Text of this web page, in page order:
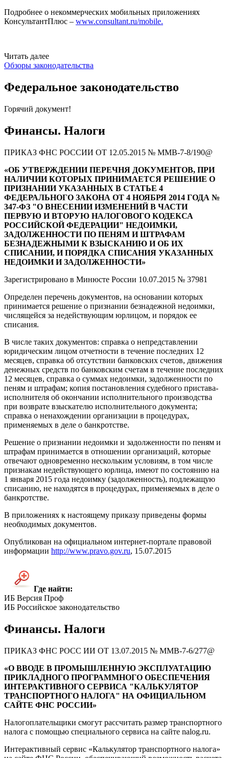
Подробнее о некоммерческих мобильных приложениях
КонсультантПлюс – www.consultant.ru/mobile.
Читать далее
Обзоры законодательства
Федеральное законодательство
Горячий документ!
Финансы. Налоги
ПРИКАЗ ФНС РОССИИ ОТ 12.05.2015 № ММВ-7-8/190@
«ОБ УТВЕРЖДЕНИИ ПЕРЕЧНЯ ДОКУМЕНТОВ, ПРИ
НАЛИЧИИ КОТОРЫХ ПРИНИМАЕТСЯ РЕШЕНИЕ О
ПРИЗНАНИИ УКАЗАННЫХ В СТАТЬЕ 4
ФЕДЕРАЛЬНОГО ЗАКОНА ОТ 4 НОЯБРЯ 2014 ГОДА №
347-ФЗ "О ВНЕСЕНИИ ИЗМЕНЕНИЙ В ЧАСТИ
ПЕРВУЮ И ВТОРУЮ НАЛОГОВОГО КОДЕКСА
РОССИЙСКОЙ ФЕДЕРАЦИИ" НЕДОИМКИ,
ЗАДОЛЖЕННОСТИ ПО ПЕНЯМ И ШТРАФАМ
БЕЗНАДЕЖНЫМИ К ВЗЫСКАНИЮ И ОБ ИХ
СПИСАНИИ, И ПОРЯДКА СПИСАНИЯ УКАЗАННЫХ
НЕДОИМКИ И ЗАДОЛЖЕННОСТИ»
Зарегистрировано в Минюсте России 10.07.2015 № 37981
Определен перечень документов, на основании которых
принимается решение о признании безнадежной недоимки,
числящейся за недействующим юрлицом, и порядок ее
списания.
В числе таких документов: справка о непредставлении
юридическим лицом отчетности в течение последних 12
месяцев, справка об отсутствии банковских счетов, движения
денежных средств по банковским счетам в течение последних
12 месяцев, справка о суммах недоимки, задолженности по
пеням и штрафам; копия постановления судебного пристава-
исполнителя об окончании исполнительного производства
при возврате взыскателю исполнительного документа;
справка о ненахождении организации в процедурах,
применяемых в деле о банкротстве.
Решение о признании недоимки и задолженности по пеням и
штрафам принимается в отношении организаций, которые
отвечают одновременно нескольким условиям, в том числе
признакам недействующего юрлица, имеют по состоянию на
1 января 2015 года недоимку (задолженность), подлежащую
списанию, не находятся в процедурах, применяемых в деле о
банкротстве.
В приложениях к настоящему приказу приведены формы
необходимых документов.
Опубликован на официальном интернет-портале правовой
информации http://www.pravo.gov.ru, 15.07.2015
Где найти:
ИБ Версия Проф
ИБ Российское законодательство
Финансы. Налоги
ПРИКАЗ ФНС РОСС ИИ ОТ 13.07.2015 № ММВ-7-6/277@
«О ВВОДЕ В ПРОМЫШЛЕННУЮ ЭКСПЛУАТАЦИЮ
ПРИКЛАДНОГО ПРОГРАММНОГО ОБЕСПЕЧЕНИЯ
ИНТЕРАКТИВНОГО СЕРВИСА "КАЛЬКУЛЯТОР
ТРАНСПОРТНОГО НАЛОГА" НА ОФИЦИАЛЬНОМ
САЙТЕ ФНС РОССИИ»
Налогоплательщики смогут рассчитать размер транспортного
налога с помощью специального сервиса на сайте nalog.ru.
Интерактивный сервис «Калькулятор транспортного налога»